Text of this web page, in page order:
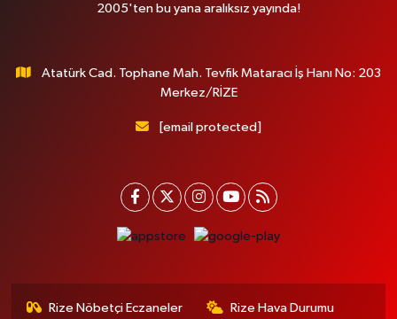
2005'ten bu yana aralıksız yayında!
Atatürk Cad. Tophane Mah. Tevfik Mataracı İş Hanı No: 203
Merkez/RİZE
[email protected]
Rize Nöbetçi Eczaneler Rize Hava Durumu